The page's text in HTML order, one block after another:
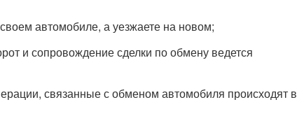
автомобиле, а уезжаете на новом;
и сопровождение сделки по обмену ведется
связанные с обменом автомобиля происходят в